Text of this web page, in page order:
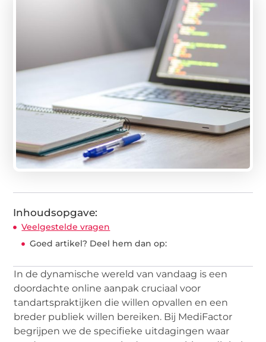
Inhoudsopgave:
Veelgestelde vragen
Goed artikel? Deel hem dan op:
In de dynamische wereld van vandaag is een
doordachte online aanpak cruciaal voor
tandartspraktijken die willen opvallen en een
breder publiek willen bereiken. Bij MediFactor
begrijpen we de specifieke uitdagingen waar